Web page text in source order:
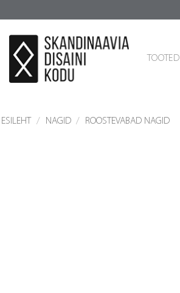
to
content
TOOTED
ESILEHT / NAGID / ROOSTEVABAD NAGID